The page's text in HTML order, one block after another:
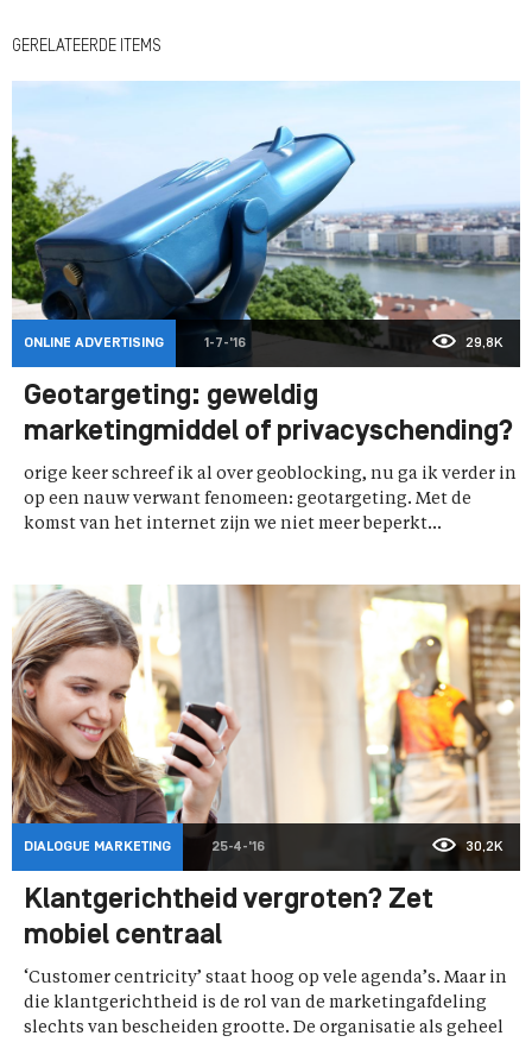
GERELATEERDE ITEMS
ONLINE ADVERTISING 1-7-'16 29,8K
Geotargeting: geweldig
marketingmiddel of privacyschending?
orige keer schreef ik al over geoblocking, nu ga ik verder in
op een nauw verwant fenomeen: geotargeting. Met de
komst van het internet zijn we niet meer beperkt...
DIALOGUE MARKETING 25-4-'16 30,2K
Klantgerichtheid vergroten? Zet
mobiel centraal
‘Customer centricity’ staat hoog op vele agenda’s. Maar in
die klantgerichtheid is de rol van de marketingafdeling
slechts van bescheiden grootte. De organisatie als geheel